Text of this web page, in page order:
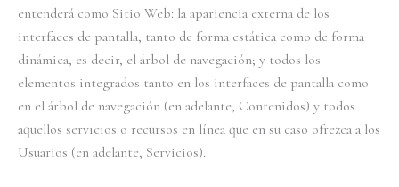
entenderá como Sitio Web: la apariencia externa de los
interfaces de pantalla, tanto de forma estática como de forma
dinámica, es decir, el árbol de navegación; y todos los
elementos integrados tanto en los interfaces de pantalla como
en el árbol de navegación (en adelante, Contenidos) y todos
aquellos servicios o recursos en línea que en su caso ofrezca a los
Usuarios (en adelante, Servicios).